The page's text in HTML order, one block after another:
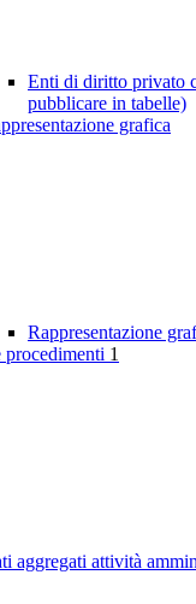
Enti di diritto privato
pubblicare in tabelle)
grafica
Rappresentazione
1
aggregati attività